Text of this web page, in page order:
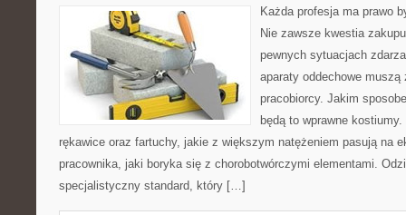
Każda profesja ma prawo
Nie zawsze kwestia
pewnych sytuacjach
aparaty oddechowe
pracobiorcy. Jakim
będą to wprawne
rękawice oraz fartuchy, jakie z większym natężeniem pasują na
pracownika, jaki boryka się z chorobotwórczymi elementami.
specjalistyczny standard, który […]